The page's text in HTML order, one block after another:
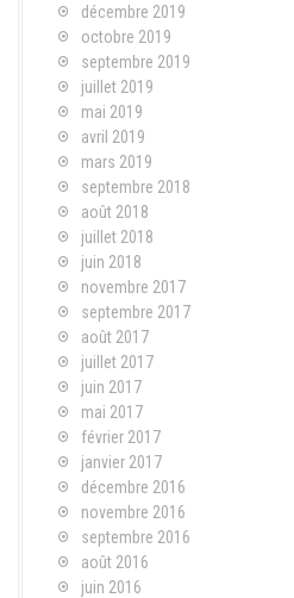
décembre 2019
octobre 2019
septembre 2019
juillet 2019
mai 2019
avril 2019
mars 2019
septembre 2018
août 2018
juillet 2018
juin 2018
novembre 2017
septembre 2017
août 2017
juillet 2017
juin 2017
mai 2017
février 2017
janvier 2017
décembre 2016
novembre 2016
septembre 2016
août 2016
juin 2016